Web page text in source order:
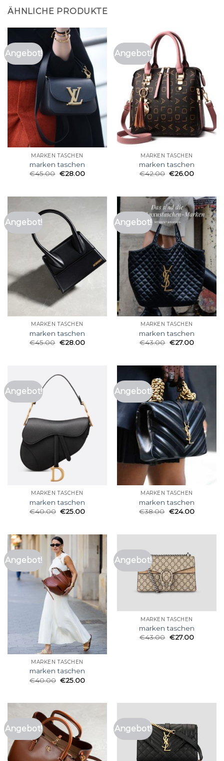
ÄHNLICHE PRODUKTE
Angebot!
MARKEN TASCHEN
marken taschen
€45.00 €28.00
Angebot!
MARKEN TASCHEN
marken taschen
€42.00 €26.00
Angebot!
MARKEN TASCHEN
marken taschen
€45.00 €28.00
Angebot!
MARKEN TASCHEN
marken taschen
€43.00 €27.00
Angebot!
MARKEN TASCHEN
marken taschen
€40.00 €25.00
Angebot!
MARKEN TASCHEN
marken taschen
€38.00 €24.00
Angebot!
MARKEN TASCHEN
marken taschen
€40.00 €25.00
Angebot!
MARKEN TASCHEN
marken taschen
€43.00 €27.00
Angebot! Angebot!